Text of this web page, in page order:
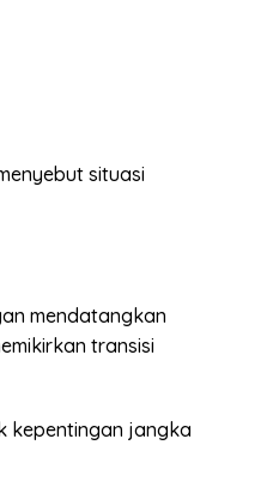
situasi
mendatangkan
transisi
kepentingan jangka